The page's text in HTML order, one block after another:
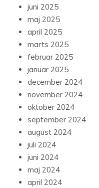
juni 2025
maj 2025
april 2025
marts 2025
februar 2025
januar 2025
december 2024
november 2024
oktober 2024
september 2024
august 2024
juli 2024
juni 2024
maj 2024
april 2024